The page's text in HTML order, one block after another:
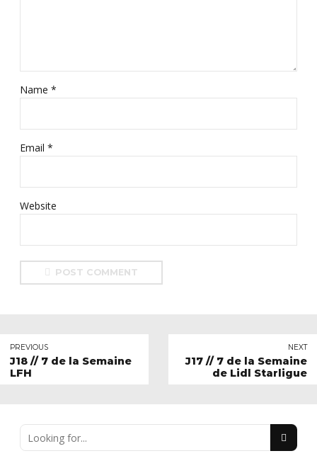
Name *
Email *
Website
POST COMMENT
PREVIOUS
J18 // 7 de la Semaine
LFH
NEXT
J17 // 7 de la Semaine
de Lidl Starligue